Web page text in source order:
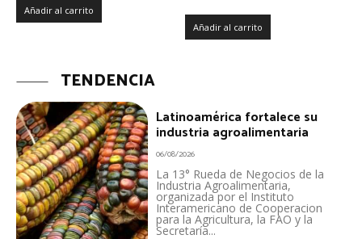
Añadir al carrito
Añadir al carrito
TENDENCIA
Latinoamérica fortalece su
industria agroalimentaria
06/08/2026
La 13° Rueda de Negocios de la
Industria Agroalimentaria,
organizada por el Instituto
Interamericano de Cooperacion
para la Agricultura, la FAO y la
Secretaría...